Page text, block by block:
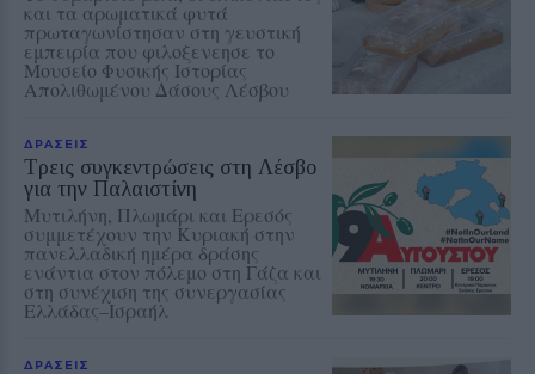
και τα αρωματικά φυτά
πρωταγωνίστησαν στη γευστική
εμπειρία που φιλοξενεησε το
Μουσείο Φυσικής Ιστορίας
Απολιθωμένου Δάσους Λέσβου
ΔΡΑΣΕΙΣ
Τρεις συγκεντρώσεις στη Λέσβο
για την Παλαιστίνη
Μυτιλήνη, Πλωμάρι και Ερεσός
συμμετέχουν την Κυριακή στην
πανελλαδική ημέρα δράσης
ενάντια στον πόλεμο στη Γάζα και
στη συνέχιση της συνεργασίας
Ελλάδας–Ισραήλ
ΔΡΑΣΕΙΣ